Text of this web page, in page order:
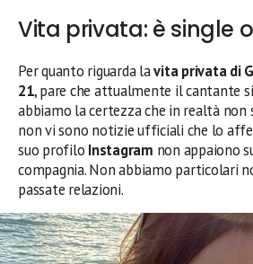
Vita privata: è single
Per quanto riguarda lavita privata di
21, pare che attualmente il cantante
abbiamo la certezza che in realtà
non vi sono notizie ufficiali che lo
suo profilo Instagram non appaiono
compagnia. Non abbiamo particolari
passate relazioni.